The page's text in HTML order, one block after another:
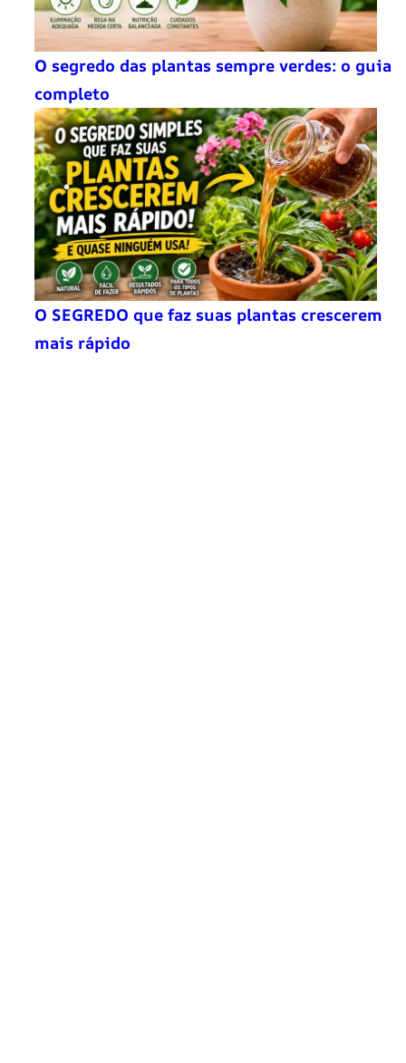
O segredo das plantas sempre verdes: o guia
completo
O SEGREDO que faz suas plantas crescerem
mais rápido